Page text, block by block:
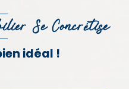
Se Concrétise
idéal !